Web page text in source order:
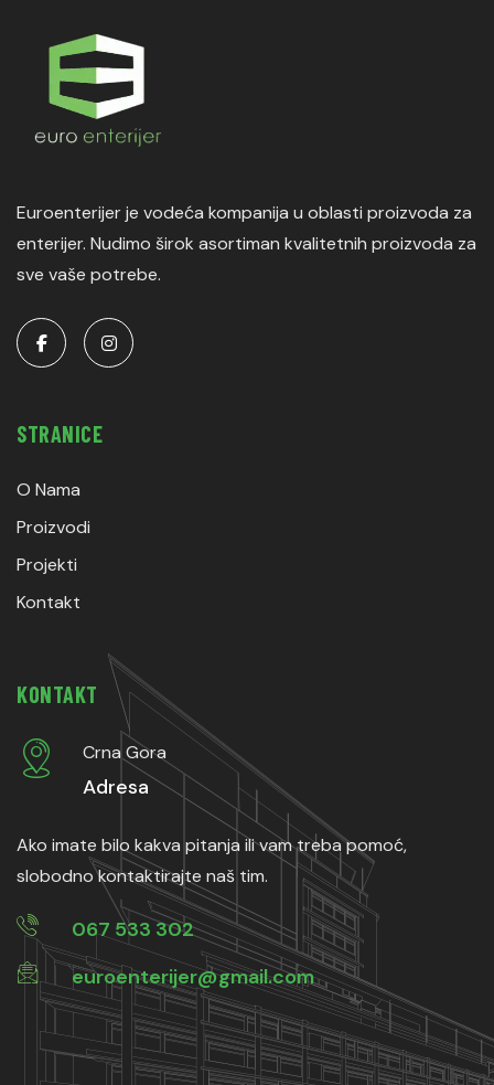
Euroenterijer je vodeća kompanija u oblasti proizvoda za
enterijer. Nudimo širok asortiman kvalitetnih proizvoda za
sve vaše potrebe.
STRANICE
O Nama
Proizvodi
Projekti
Kontakt
KONTAKT
Crna Gora
Adresa
Ako imate bilo kakva pitanja ili vam treba pomoć,
slobodno kontaktirajte naš tim.
067 533 302
euroenterijer@gmail.com